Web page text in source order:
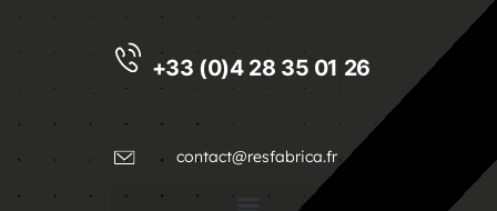
+33 (0)4 28 35 01 26
contact@resfabrica.fr